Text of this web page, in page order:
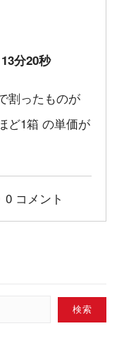
分20秒
割ったものが
ど1箱 の単価が
0 コメント